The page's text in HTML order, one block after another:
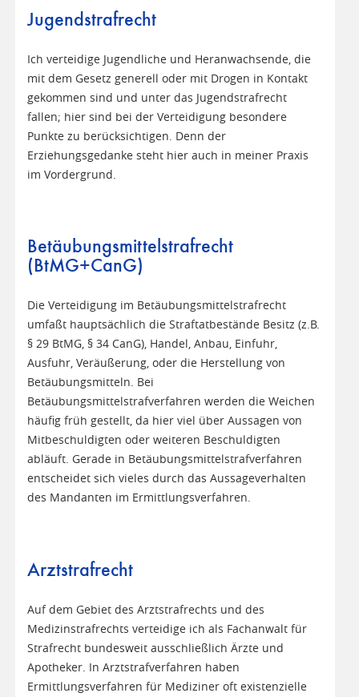
Jugendstrafrecht
Ich verteidige Jugendliche und Heranwachsende, die
mit dem Gesetz generell oder mit Drogen in Kontakt
gekommen sind und unter das Jugendstrafrecht
fallen; hier sind bei der Verteidigung besondere
Punkte zu berücksichtigen. Denn der
Erziehungsgedanke steht hier auch in meiner Praxis
im Vordergrund.
Betäubungsmittelstrafrecht
(BtMG+CanG)
Die Verteidigung im Betäubungsmittelstrafrecht
umfaßt hauptsächlich die Straftatbestände Besitz (z.B.
§ 29 BtMG, § 34 CanG), Handel, Anbau, Einfuhr,
Ausfuhr, Veräußerung, oder die Herstellung von
Betäubungsmitteln. Bei
Betäubungsmittelstrafverfahren werden die Weichen
häufig früh gestellt, da hier viel über Aussagen von
Mitbeschuldigten oder weiteren Beschuldigten
abläuft. Gerade in Betäubungsmittelstrafverfahren
entscheidet sich vieles durch das Aussageverhalten
des Mandanten im Ermittlungsverfahren.
Arztstrafrecht
Auf dem Gebiet des Arztstrafrechts und des
Medizinstrafrechts verteidige ich als Fachanwalt für
Strafrecht bundesweit ausschließlich Ärzte und
Apotheker. In Arztstrafverfahren haben
Ermittlungsverfahren für Mediziner oft existenzielle